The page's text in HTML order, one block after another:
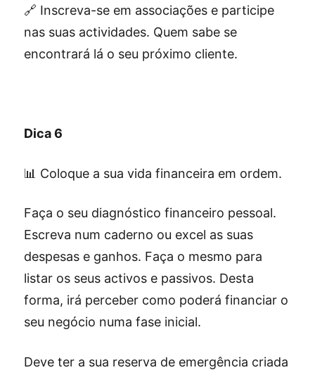
🔗 Inscreva-se em associações e participe
nas suas actividades. Quem sabe se
encontrará lá o seu próximo cliente.
Dica 6
📊 Coloque a sua vida financeira em ordem.
Faça o seu diagnóstico financeiro pessoal.
Escreva num caderno ou excel as suas
despesas e ganhos. Faça o mesmo para
listar os seus activos e passivos. Desta
forma, irá perceber como poderá financiar o
seu negócio numa fase inicial.
Deve ter a sua reserva de emergência criada